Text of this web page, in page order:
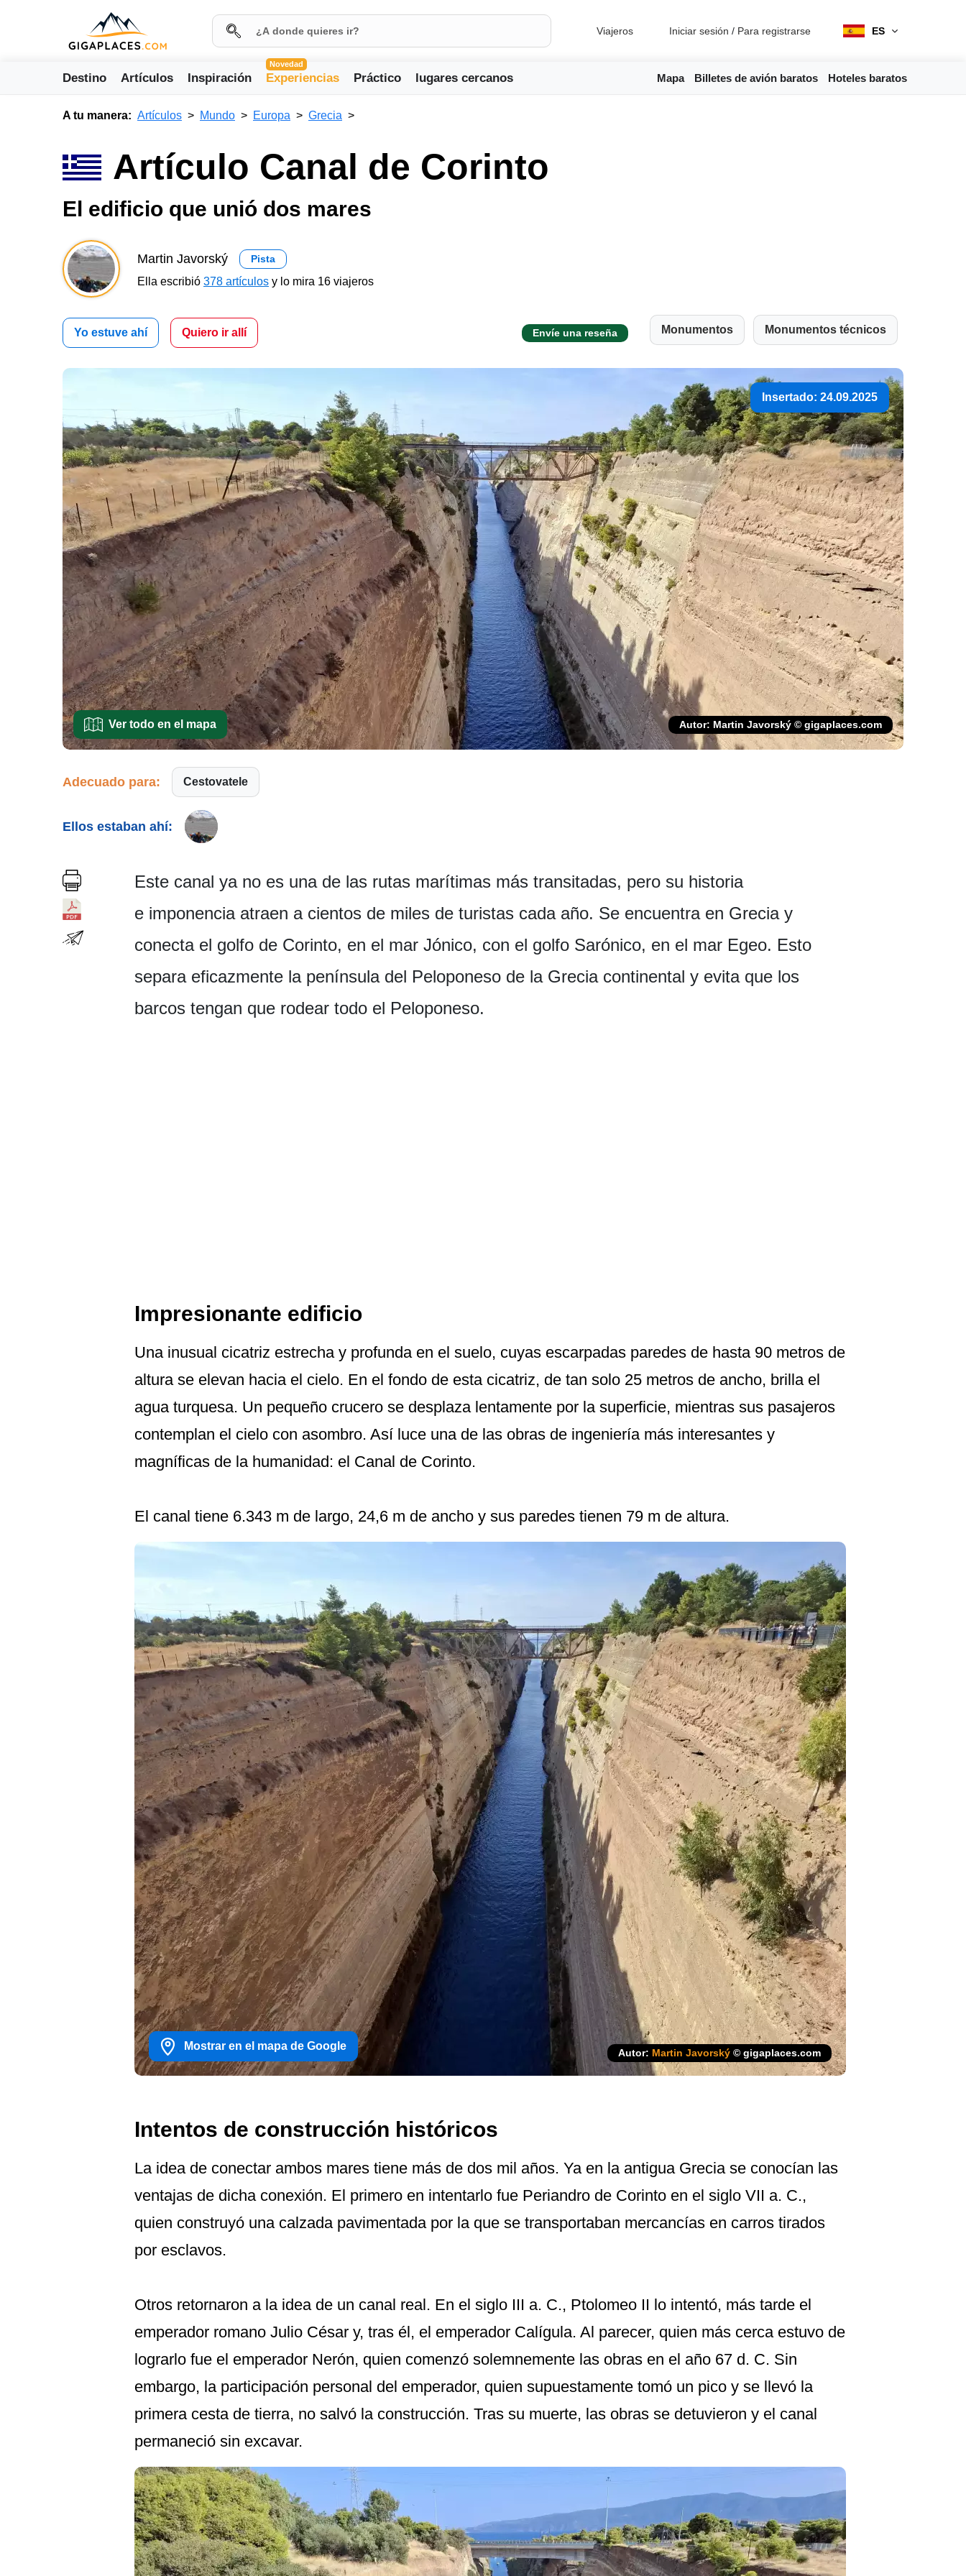
Viajeros Iniciar sesión / Para registrarse ES
Destino Artículos Inspiración
Novedad
Experiencias Práctico lugares cercanos Mapa Billetes de avión baratos Hoteles baratos
A tu manera: Artículos Mundo Europa Grecia
Artículo Canal de Corinto
El edificio que unió dos mares
Martin Javorský Pista
Ella escribió 378 artículos y lo mira 16 viajeros
Yo estuve ahí Quiero ir allí Envíe una reseña Monumentos Monumentos técnicos
Insertado: 24.09.2025
Ver todo en el mapa Autor: Martin Javorský © gigaplaces.com
Adecuado para: Cestovatele
Ellos estaban ahí:
Este canal ya no es una de las rutas marítimas más transitadas, pero su historia
e imponencia atraen a cientos de miles de turistas cada año. Se encuentra en Grecia y
conecta el golfo de Corinto, en el mar Jónico, con el golfo Sarónico, en el mar Egeo. Esto
separa eficazmente la península del Peloponeso de la Grecia continental y evita que los
barcos tengan que rodear todo el Peloponeso.
Impresionante edificio
Una inusual cicatriz estrecha y profunda en el suelo, cuyas escarpadas paredes de hasta 90 metros de
altura se elevan hacia el cielo. En el fondo de esta cicatriz, de tan solo 25 metros de ancho, brilla el
agua turquesa. Un pequeño crucero se desplaza lentamente por la superficie, mientras sus pasajeros
contemplan el cielo con asombro. Así luce una de las obras de ingeniería más interesantes y
magníficas de la humanidad: el Canal de Corinto.
El canal tiene 6.343 m de largo, 24,6 m de ancho y sus paredes tienen 79 m de altura.
Mostrar en el mapa de Google
Autor: Martin Javorský © gigaplaces.com
Intentos de construcción históricos
La idea de conectar ambos mares tiene más de dos mil años. Ya en la antigua Grecia se conocían las
ventajas de dicha conexión. El primero en intentarlo fue Periandro de Corinto en el siglo VII a. C.,
quien construyó una calzada pavimentada por la que se transportaban mercancías en carros tirados
por esclavos.
Otros retornaron a la idea de un canal real. En el siglo III a. C., Ptolomeo II lo intentó, más tarde el
emperador romano Julio César y, tras él, el emperador Calígula. Al parecer, quien más cerca estuvo de
lograrlo fue el emperador Nerón, quien comenzó solemnemente las obras en el año 67 d. C. Sin
embargo, la participación personal del emperador, quien supuestamente tomó un pico y se llevó la
primera cesta de tierra, no salvó la construcción. Tras su muerte, las obras se detuvieron y el canal
permaneció sin excavar.